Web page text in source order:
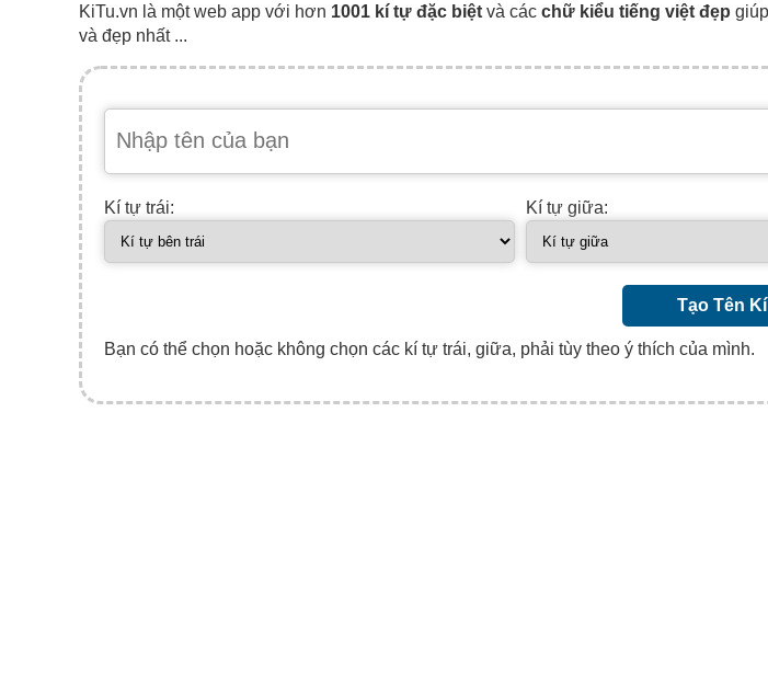
KiTu.vn là một web app với hơn 1001 kí tự đặc biệt và các chữ kiểu tiếng việt đẹp
và đẹp nhất ...
Kí tự trái: Kí tự giữa:
Tạo Tên
Bạn có thể chọn hoặc không chọn các kí tự trái, giữa, phải tùy theo ý thích của mình.